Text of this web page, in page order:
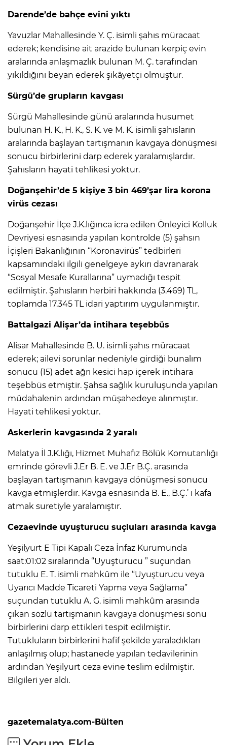
Darende’de bahçe evini yıktı
Yavuzlar Mahallesinde Y. Ç. isimli şahıs müracaat
ederek; kendisine ait arazide bulunan kerpiç evin
aralarında anlaşmazlık bulunan M. Ç. tarafından
yıkıldığını beyan ederek şikâyetçi olmuştur.
Sürgü’de grupların kavgası
Sürgü Mahallesinde günü aralarında husumet
bulunan H. K., H. K., S. K. ve M. K. isimli şahısların
aralarında başlayan tartışmanın kavgaya dönüşmesi
sonucu birbirlerini darp ederek yaralamışlardır.
Şahısların hayati tehlikesi yoktur.
Doğanşehir’de 5 kişiye 3 bin 469’şar lira korona
virüs cezası
Doğanşehir İlçe J.K.lığınca icra edilen Önleyici Kolluk
Devriyesi esnasında yapılan kontrolde (5) şahsın
İçişleri Bakanlığının “Koronavirüs” tedbirleri
kapsamındaki ilgili genelgeye aykırı davranarak
“Sosyal Mesafe Kurallarına” uymadığı tespit
edilmiştir. Şahısların herbiri hakkında (3.469) TL,
toplamda 17.345 TL idari yaptırım uygulanmıştır.
Battalgazi Alişar’da intihara teşebbüs
Alisar Mahallesinde B. U. isimli şahıs müracaat
ederek; ailevi sorunlar nedeniyle girdiği bunalım
sonucu (15) adet ağrı kesici hap içerek intihara
teşebbüs etmiştir. Şahsa sağlık kuruluşunda yapılan
müdahalenin ardından müşahedeye alınmıştır.
Hayati tehlikesi yoktur.
Askerlerin kavgasında 2 yaralı
Malatya İl J.K.lığı, Hizmet Muhafız Bölük Komutanlığı
emrinde görevli J.Er B. E. ve J.Er B.Ç. arasında
başlayan tartışmanın kavgaya dönüşmesi sonucu
kavga etmişlerdir. Kavga esnasında B. E., B.Ç.’ ı kafa
atmak suretiyle yaralamıştır.
Cezaevinde uyuşturucu suçluları arasında kavga
Yeşilyurt E Tipi Kapalı Ceza İnfaz Kurumunda
saat:01:02 sıralarında “Uyuşturucu ” suçundan
tutuklu E. T. isimli mahkûm ile “Uyuşturucu veya
Uyarıcı Madde Ticareti Yapma veya Sağlama”
suçundan tutuklu A. G. isimli mahkûm arasında
çıkan sözlü tartışmanın kavgaya dönüşmesi sonu
birbirlerini darp ettikleri tespit edilmiştir.
Tutukluların birbirlerini hafif şekilde yaraladıkları
anlaşılmış olup; hastanede yapılan tedavilerinin
ardından Yeşilyurt ceza evine teslim edilmiştir.
Bilgileri yer aldı.
gazetemalatya.com-Bülten